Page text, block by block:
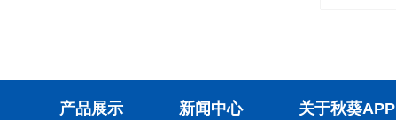
产品展示 新闻中心
关于秋葵APP